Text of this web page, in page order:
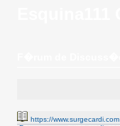
https://www.surgecardi.com